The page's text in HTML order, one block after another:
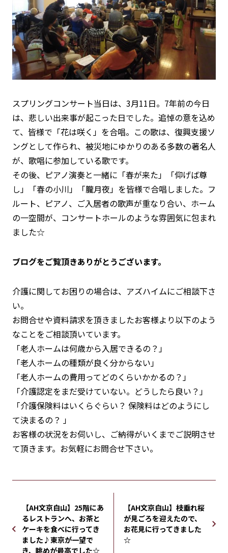
スプリングコンサート当日は、3月11日。7年前の今日
は、悲しい出来事が起こった日でした。追悼の意を込め
て、皆様で「花は咲く」を合唱。この歌は、復興支援ソ
ングとして作られ、被災地にゆかりのある多数の著名人
が、歌唱に参加している歌です。
その後、ピアノ演奏と一緒に「春が来た」「仰げば尊
し」「春の小川」「朧月夜」を皆様で合唱しました。フ
ルート、ピアノ、ご入居者の歌声が重なり合い、ホーム
の一空間が、コンサートホールのような雰囲気に包まれ
ました☆
ブログをご覧頂きありがとうございます。
介護に関してお困りの場合は、アズハイムにご相談下さ
い。
お問合せや資料請求を頂きましたお客様より以下のよう
なことをご相談頂いています。
「老人ホームは何歳から入居できるの？」
「老人ホームの種類が良く分からない」
「老人ホームの費用ってどのくらいかかるの？」
「介護認定をまだ受けていない。どうしたら良い？」
「介護保険料はいくらぐらい？ 保険料はどのようにし
て決まるの？ 」
お客様の状況をお伺いし、ご納得がいくまでご説明させ
て頂きます。お気軽にお問合せ下さい。
【AH文京白山】25階にあ
るレストランへ、お茶と
ケーキを食べに行ってき
ました♪東京が一望で
き、眺めが最高でした☆
【AH文京白山】枝垂れ桜
が見ごろを迎えたので、
お花見に行ってきました
☆